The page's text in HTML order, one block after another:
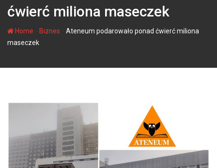
ćwierć miliona maseczek
Home Biznes
Ateneum podarowało ponad ćwierć miliona
maseczek